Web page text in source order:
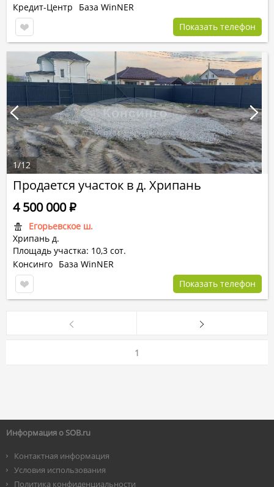
Кредит-Центр
База WinNER
Показать телефон
Продается участок в д. Хрипань
Егорьевское ш.
Хрипань д.
Площадь участка: 10,3 сот.
4 500 000Р
Консинго База WinNER
Показать телефон
1/12
1
Информация о SOB.ru
Контактная информация
Условия использования
Политика конфиденциальности